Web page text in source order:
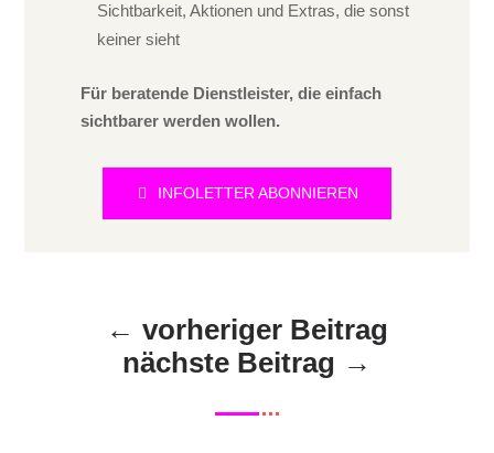
Sichtbarkeit, Aktionen und Extras, die sonst
keiner sieht
Für beratende Dienstleister, die einfach
sichtbarer werden wollen.
INFOLETTER ABONNIEREN
← vorheriger Beitrag
nächste Beitrag →